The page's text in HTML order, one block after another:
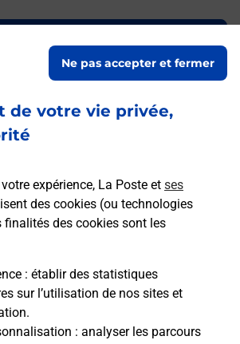
de votre vie privée,
expérience, La Poste et ses
des cookies (ou technologies
finalités des cookies sont les
: établir des statistiques
sur l’utilisation de nos sites et
: analyser les parcours
Ne pas accepter et fermer
La Poste